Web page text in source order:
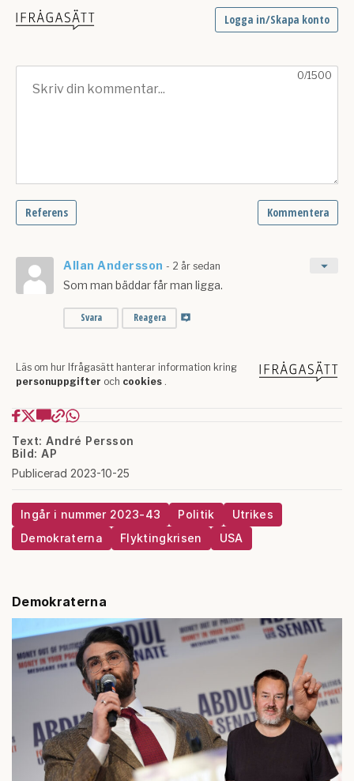
Text: André Persson
Bild: AP
Publicerad 2023-10-25
Ingår i nummer 2023-43 Politik
Utrikes
Demokraterna
Flyktingkrisen USA
Demokraterna